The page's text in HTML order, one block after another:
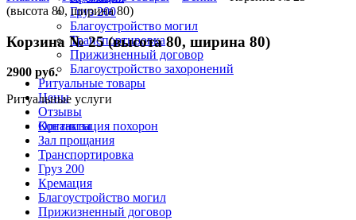
Груз 200
Благоустройство могил
Транспортировка
Прижизненный договор
Благоустройство захоронений
Ритуальные товары
Цены
Отзывы
Контакты
(высота 80, ширина 80)
Корзина № 25 (высота 80, ширина 80)
2900 руб.
Ритуальные услуги
Организация похорон
Зал прощания
Транспортировка
Груз 200
Кремация
Благоустройство могил
Прижизненный договор